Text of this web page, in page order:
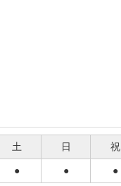
土 日 祝
● ● ●